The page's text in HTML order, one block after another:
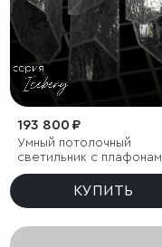
193 800 ₽
Умный потолочный
светильник с
фактурного стекла
КУПИТЬ